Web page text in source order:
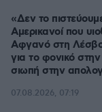
«Δεν το
Αμερικανοί που
Αφγανό στη
για το φονικό
σιωπή στην
07.08.2026, 07:19